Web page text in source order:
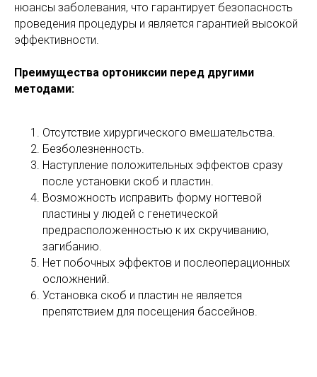
нюансы заболевания, что гарантирует безопасность
проведения процедуры и является гарантией высокой
эффективности.
Преимущества ортониксии перед другими
методами:
Отсутствие хирургического вмешательства.
Безболезненность.
Наступление положительных эффектов сразу
после установки скоб и пластин.
Возможность исправить форму ногтевой
пластины у людей с генетической
предрасположенностью к их скручиванию,
загибанию.
Нет побочных эффектов и послеоперационных
осложнений.
Установка скоб и пластин не является
препятствием для посещения бассейнов.